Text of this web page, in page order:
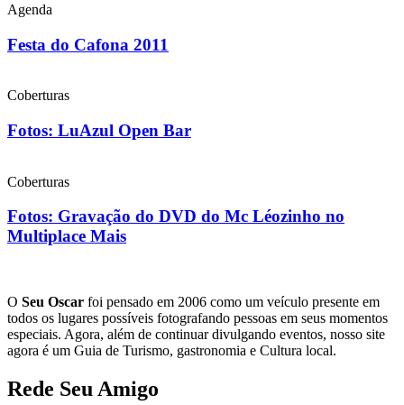
Agenda
Festa do Cafona 2011
Coberturas
Fotos: LuAzul Open Bar
Coberturas
Fotos: Gravação do DVD do Mc Léozinho no
Multiplace Mais
O Seu Oscar foi pensado em 2006 como um veículo presente em
todos os lugares possíveis fotografando pessoas em seus momentos
especiais. Agora, além de continuar divulgando eventos, nosso site
agora é um Guia de Turismo, gastronomia e Cultura local.
Rede Seu Amigo